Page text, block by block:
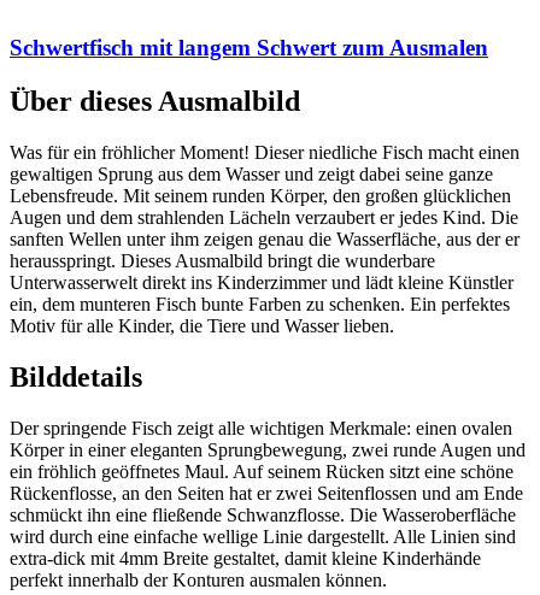
Schwertfisch mit langem Schwert zum Ausmalen
Über dieses Ausmalbild
Was für ein fröhlicher Moment! Dieser niedliche Fisch macht einen
gewaltigen Sprung aus dem Wasser und zeigt dabei seine ganze
Lebensfreude. Mit seinem runden Körper, den großen glücklichen
Augen und dem strahlenden Lächeln verzaubert er jedes Kind. Die
sanften Wellen unter ihm zeigen genau die Wasserfläche, aus der er
herausspringt. Dieses Ausmalbild bringt die wunderbare
Unterwasserwelt direkt ins Kinderzimmer und lädt kleine Künstler
ein, dem munteren Fisch bunte Farben zu schenken. Ein perfektes
Motiv für alle Kinder, die Tiere und Wasser lieben.
Bilddetails
Der springende Fisch zeigt alle wichtigen Merkmale: einen ovalen
Körper in einer eleganten Sprungbewegung, zwei runde Augen und
ein fröhlich geöffnetes Maul. Auf seinem Rücken sitzt eine schöne
Rückenflosse, an den Seiten hat er zwei Seitenflossen und am Ende
schmückt ihn eine fließende Schwanzflosse. Die Wasseroberfläche
wird durch eine einfache wellige Linie dargestellt. Alle Linien sind
extra-dick mit 4mm Breite gestaltet, damit kleine Kinderhände
perfekt innerhalb der Konturen ausmalen können.